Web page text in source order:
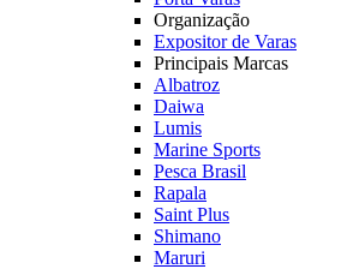
Organização
Expositor de Varas
Principais Marcas
Albatroz
Daiwa
Lumis
Marine Sports
Pesca Brasil
Rapala
Saint Plus
Shimano
Maruri